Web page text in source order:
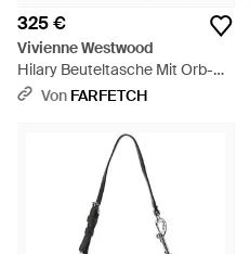
325 €
Vivienne Westwood
Hilary Beuteltasche Mit Orb-
Schild - Schwarz
Von FARFETCH